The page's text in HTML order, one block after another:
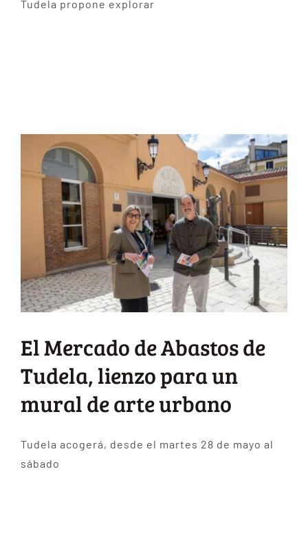
Tudela propone explorar
El Mercado de Abastos de
Tudela, lienzo para un
mural de arte urbano
Tudela acogerá, desde el martes 28 de mayo al
sábado